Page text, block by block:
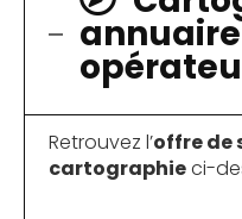
Retrouvez l’offre de
cartographieci-